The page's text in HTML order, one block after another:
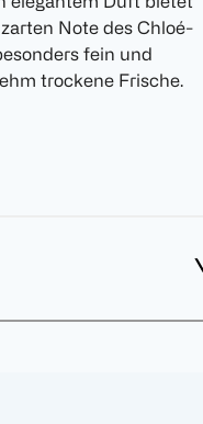
Note des Chloé-
fein und
trockene Frische.